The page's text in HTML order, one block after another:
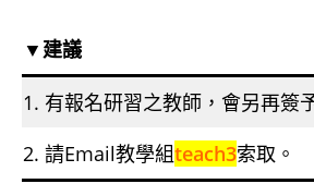
▼建議
1. 有報名研習之教師，會另再簽
2. 請Email教學組teach3索取。